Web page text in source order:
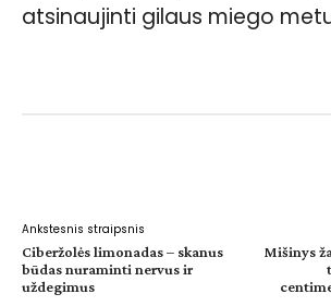
atsinaujinti gilaus miego
Ankstesnis straipsnis
Ciberžolės limonadas – skanus
būdas nuraminti nervus ir
uždegimus
Mišinys